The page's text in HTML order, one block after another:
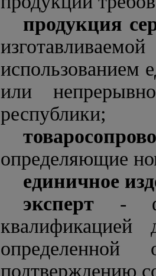
продукция
использованием
или
республики;
определяющие
единичное
эксперт -
квалификацией
определенной
подтверждению